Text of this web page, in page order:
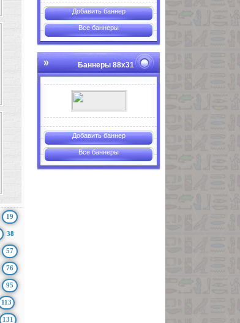
Добавить баннер
Все баннеры
Баннеры 88х31
Добавить баннер
Все баннеры
19
38
57
76
95
113
131